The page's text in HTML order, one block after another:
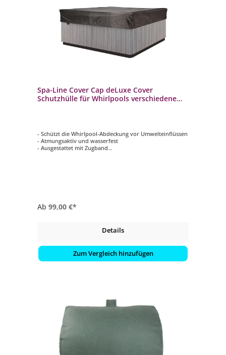
Spa-Line Cover Cap deLuxe Cover
Schutzhülle für Whirlpools verschiedene
- Schützt die Whirlpool-Abdeckung vor Umwelteinflüssen
- Atmungsaktiv und wasserfest
- Ausgestattet mit Zugband
Ab 99,00 €*
Details
Zum Vergleich hinzufügen